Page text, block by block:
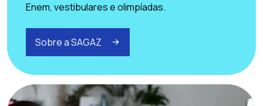
Enem, vestibulares e olimpíadas.
Sobre a SAGAZ